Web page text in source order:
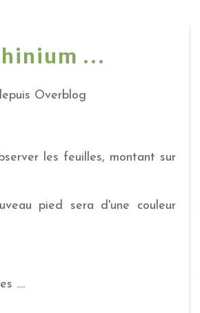
...
Overblog
les feuilles, montant sur
pied sera d'une couleur
....